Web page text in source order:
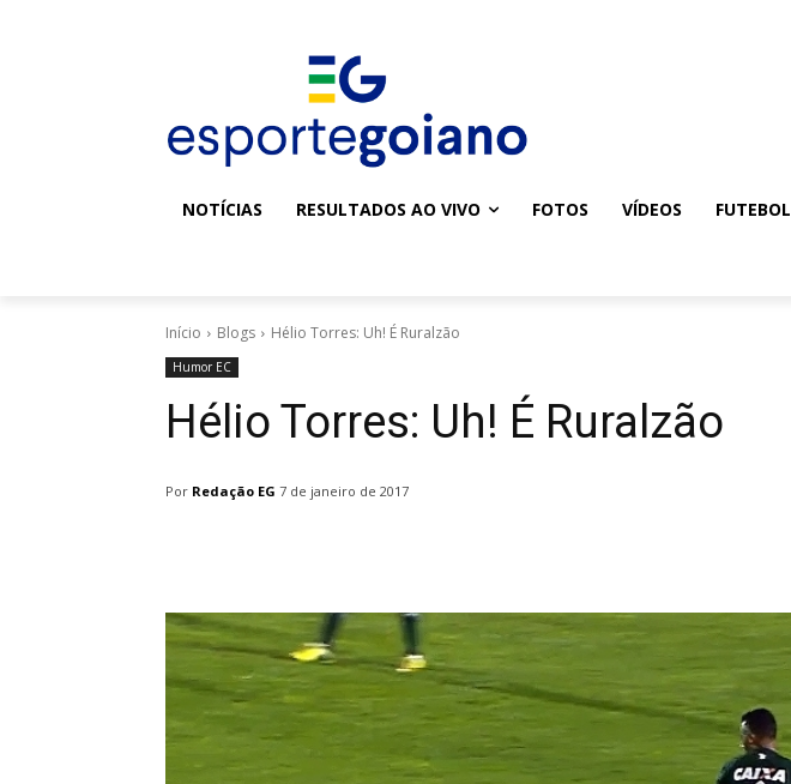
NOTÍCIAS RESULTADOS AO VIVO FOTOS VÍDEOS FUTEBOL
Início Blogs Hélio Torres: Uh! É Ruralzão
Humor EC
Hélio Torres: Uh! É Ruralzão
Por Redação EG 7 de janeiro de 2017